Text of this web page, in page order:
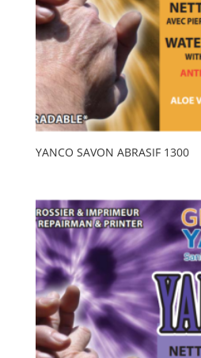
YANCO SAVON ABRASIF 1300